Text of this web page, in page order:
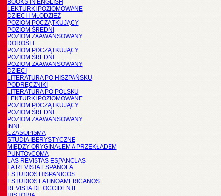
BOOKS IN ENGLISH
LEKTURKI POZIOMOWANE
DZIECI I MŁODZIEŻ
POZIOM POCZĄTKUJĄCY
POZIOM ŚREDNI
POZIOM ZAAWANSOWANY
DOROŚLI
POZIOM POCZĄTKUJĄCY
POZIOM ŚREDNI
POZIOM ZAAWANSOWANY
DZIECI
LITERATURA PO HISZPAŃSKU
PODRĘCZNIKI
LITERATURA PO POLSKU
LEKTURKI POZIOMOWANE
POZIOM POCZĄTKUJĄCY
POZIOM ŚREDNI
POZIOM ZAAWANSOWANY
INNE
CZASOPISMA
STUDIA IBERYSTYCZNE
MIĘDZY ORYGINAŁEM A PRZEKŁADEM
PUNTOyCOMA
LAS REVISTAS ESPANOLAS
LA REVISTA ESPAÑOLA
ESTUDIOS HISPANICOS
ESTUDIOS LATINOAMERICANOS
REVISTA DE OCCIDENTE